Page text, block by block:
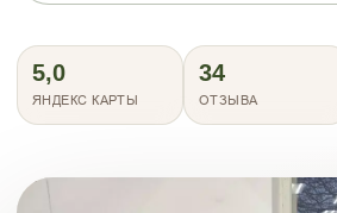
5,0
ЯНДЕКС КАРТЫ
34
ОТЗЫВА